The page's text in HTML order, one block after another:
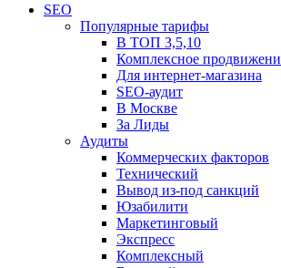
SEO
Популярные тарифы
В ТОП 3,5,10
Комплексное
Для интернет-магазина
SEO-аудит
В Москве
За Лиды
Аудиты
Коммерческих факторов
Технический
Вывод из-под санкций
Юзабилити
Маркетинговый
Экспресс
Комплексный